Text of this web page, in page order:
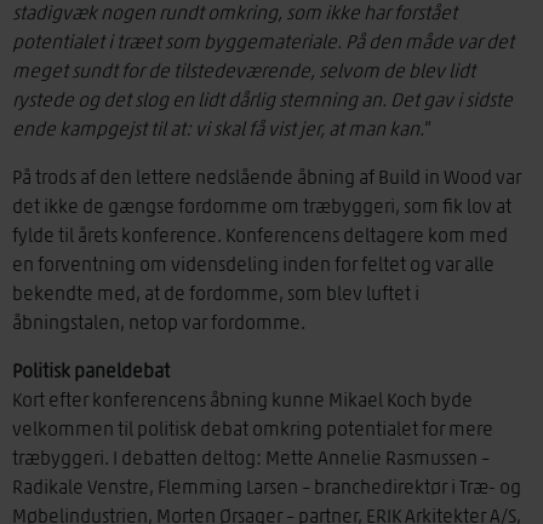
stadigvæk nogen rundt omkring, som ikke har forstået
potentialet i træet som byggemateriale. På den måde var det
meget sundt for de tilstedeværende, selvom de blev lidt
rystede og det slog en lidt dårlig stemning an. Det gav i sidste
ende kampgejst til at: vi skal få vist jer, at man kan.”
På trods af den lettere nedslående åbning af Build in Wood var
det ikke de gængse fordomme om træbyggeri, som fik lov at
fylde til årets konference. Konferencens deltagere kom med
en forventning om vidensdeling inden for feltet og var alle
bekendte med, at de fordomme, som blev luftet i
åbningstalen, netop var fordomme.
Politisk paneldebat
Kort efter konferencens åbning kunne Mikael Koch byde
velkommen til politisk debat omkring potentialet for mere
træbyggeri. I debatten deltog: Mette Annelie Rasmussen –
Radikale Venstre, Flemming Larsen – branchedirektør i Træ- og
Møbelindustrien, Morten Ørsager – partner, ERIK Arkitekter A/S,